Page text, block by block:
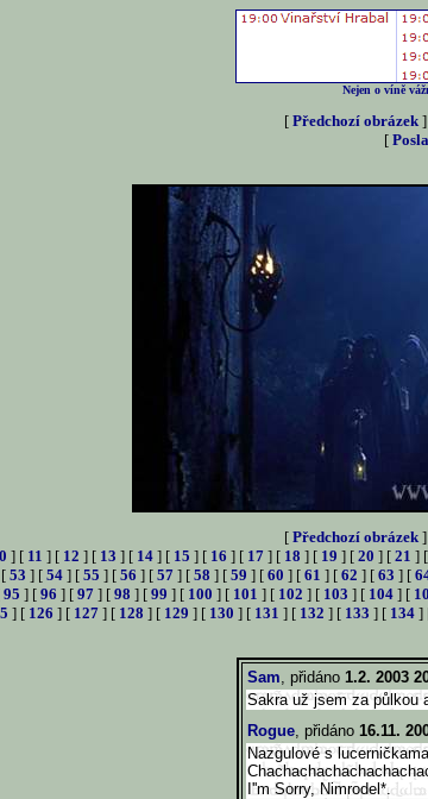
Nejen o víně
[ Předchozí obrázek
[
[ Předchozí obrázek
] [ 11 ] [ 12 ] [ 13 ] [ 14 ] [ 15 ] [ 16 ] [ 17 ] [ 18 ] [ 19 ] [ 20 ] [ 21 ] [
53 ] [ 54] [ 55 ] [ 56 ] [ 57] [ 58 ] [ 59 ] [ 60 ] [ 61 ] [ 62 ] [ 63 ] [
95 ] [ 96 ] [ 97 ] [ 98 ] [ 99 ] [ 100 ] [ 101 ] [ 102 ] [ 103 ] [ 104 ] [
] [ 126 ] [ 127] [ 128 ] [ 129 ] [ 130 ] [ 131 ] [ 132 ] [ 133 ] [ 134]
Sam, přidáno 1.2. 2003
Sakra už jsem za půlkou
Rogue, přidáno 16.11.
Nazgulové s
I''m Sorry, Nimrodel*.